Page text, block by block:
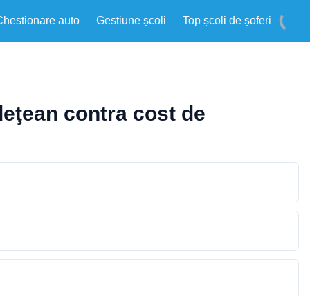
auto Gestiune școli Top școli de șoferi
contra cost de